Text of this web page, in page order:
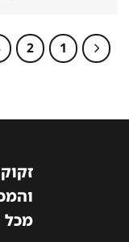
1
2
מכל